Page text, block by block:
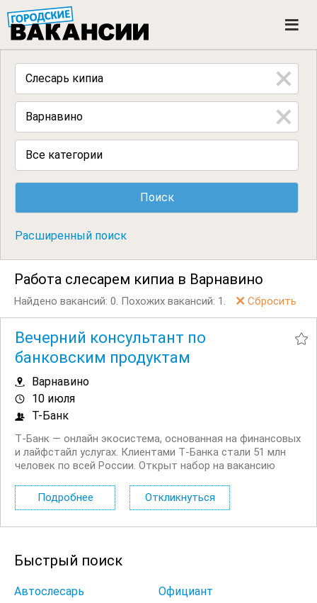
n
Все категории
Расширенный поиск
Работа слесарем кипиа в Варнавино
Найдено вакансий: 0. Похожих вакансий: 1. Сбросить
Вечерний консультант по
банковским продуктам
Варнавино
10 июля
Т-Банк
Т‑Банк — онлайн экосистема, основанная на финансовых
и лайфстайл услугах. Клиентами Т‑Банка стали 51 млн
человек по всей России. Открыт набор на вакансию
будете делать: Консультировать клиентов по
депозитным продуктам на входящих звонках...
Подробнее Откликнуться
Быстрый поиск
Автослесарь
Официант